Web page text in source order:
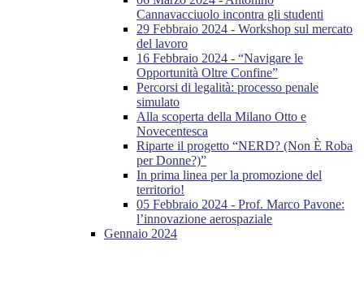
Cannavacciuolo incontra gli studenti
29 Febbraio 2024 - Workshop sul mercato
del lavoro
16 Febbraio 2024 - “Navigare le
Opportunità Oltre Confine”
Percorsi di legalità: processo penale
simulato
Alla scoperta della Milano Otto e
Novecentesca
Riparte il progetto “NERD? (Non È Roba
per Donne?)”
In prima linea per la promozione del
territorio!
05 Febbraio 2024 - Prof. Marco Pavone:
l’innovazione aerospaziale
Gennaio 2024